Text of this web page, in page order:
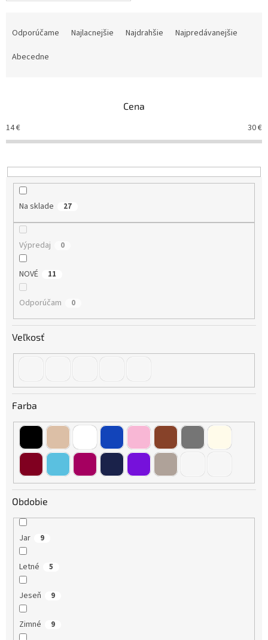
r
o
u
k
Odporúčame Najlacnejšie Najdrahšie
Najpredávanejšie
Abecedne
Cena
14€ 30€
Na sklade 27
Výpredaj 0
NOVÉ 11
Odporúčam 0
Veľkosť
Farba
Obdobie
Jar 9
Letné 5
Jeseň 9
Zimné 9